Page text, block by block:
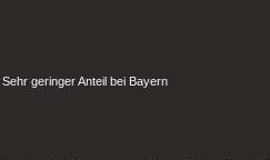
Sehr geringer Anteil bei Bayern